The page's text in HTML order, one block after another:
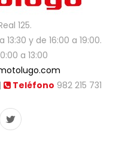
125.
y de 16:00 a 19:00.
a 13:00
Teléfono 982 215 731